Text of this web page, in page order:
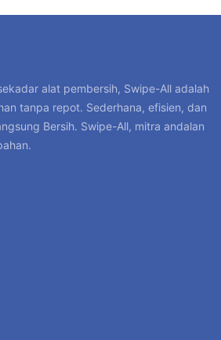
alat pembersih, Swipe-All adalah
tanpa repot. Sederhana, efisien, dan
Bersih. Swipe-All, mitra andalan